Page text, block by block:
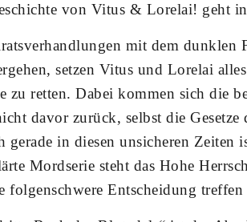
von Vitus & Lorelai! geht
mit dem dunklen
setzen Vitus und Lorelai
zu retten. Dabei kommen sich die
davor zurück, selbst die Gesetze
gerade in diesen unsicheren Zeiten
Mordserie steht das Hohe
folgenschwere Entscheidung